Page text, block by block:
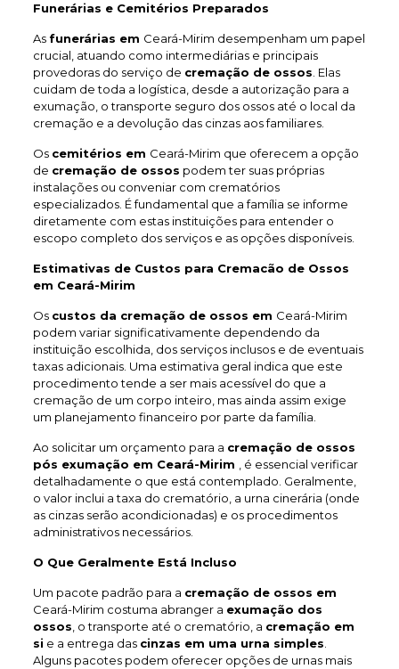
Funerárias e Cemitérios Preparados
As funerárias em Ceará-Mirim desempenham um papel
crucial, atuando como intermediárias e principais
provedoras do serviço de cremação de ossos . Elas
cuidam de toda a logística, desde a autorização para a
exumação, o transporte seguro dos ossos até o local da
cremação e a devolução das cinzas aos familiares.
Os cemitérios em Ceará-Mirim que oferecem a opção
de cremação de ossos podem ter suas próprias
instalações ou conveniar com crematórios
especializados. É fundamental que a família se informe
diretamente com estas instituições para entender o
escopo completo dos serviços e as opções disponíveis.
Estimativas de Custos para Cremacão de Ossos
em Ceará-Mirim
Os custos da cremação de ossos em Ceará-Mirim
podem variar significativamente dependendo da
instituição escolhida, dos serviços inclusos e de eventuais
taxas adicionais. Uma estimativa geral indica que este
procedimento tende a ser mais acessível do que a
cremação de um corpo inteiro, mas ainda assim exige
um planejamento financeiro por parte da família.
Ao solicitar um orçamento para a cremação de ossos
pós exumação em Ceará-Mirim
, é essencial verificar
detalhadamente o que está contemplado. Geralmente,
o valor inclui a taxa do crematório, a urna cinerária (onde
as cinzas serão acondicionadas) e os procedimentos
administrativos necessários.
O Que Geralmente Está Incluso
Um pacote padrão para a cremação de ossos em
Ceará-Mirim costuma abranger a exumação dos
ossos , o transporte até o crematório, a cremação em
si e a entrega das cinzas em uma urna simples
Alguns pacotes podem oferecer opções de urnas mais